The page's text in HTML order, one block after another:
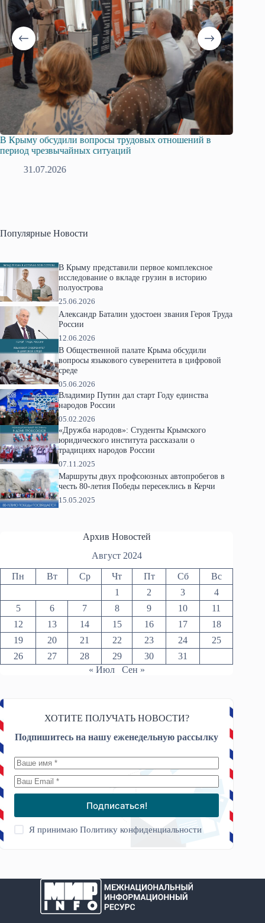
В Крыму обсудили вопросы трудовых отношений в
период чрезвычайных ситуаций
31.07.2026
Популярные Новости
В Крыму представили первое комплексное
исследование о вкладе грузин в историю
полуострова
25.06.2026
Александр Баталин удостоен звания Героя Труда
России
12.06.2026
В Общественной палате Крыма обсудили
вопросы языкового суверенитета в цифровой
среде
05.06.2026
Владимир Путин дал старт Году единства
народов России
05.02.2026
«Дружба народов»: Студенты Крымского
юридического института рассказали о
традициях народов России
07.11.2025
Маршруты двух профсоюзных автопробегов в
честь 80-летия Победы пересеклись в Керчи
15.05.2025
Архив Новостей
Август 2024
Пн Вт Ср Чт Пт Сб
Вс
1
2 3
4
5
6 7 8 9 10
11
12
13 14 15 16 17
18
19
20 21 22 23 24
25
26
27 28 29 30
31
« Июл
Сен »
ХОТИТЕ ПОЛУЧАТЬ НОВОСТИ?
Подпишитесь на нашу еженедельную рассылку
Подписаться!
Я принимаюПолитику конфиденциальности